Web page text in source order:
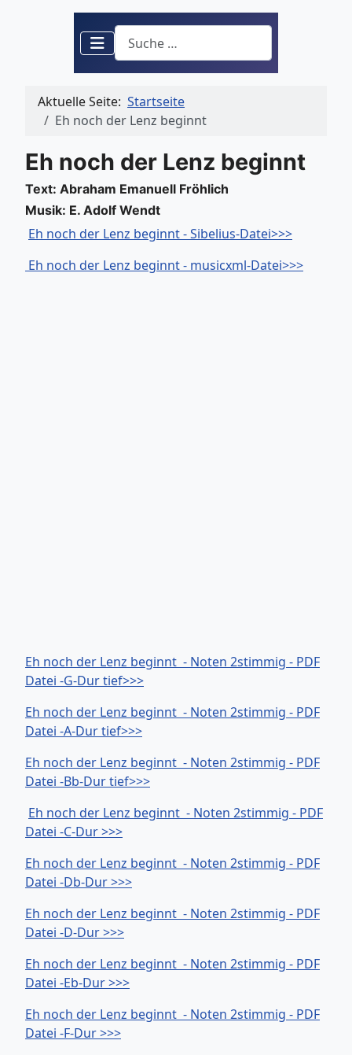
Suchen
Aktuelle Seite: Startseite
Eh noch der Lenz beginnt
Eh noch der Lenz beginnt
Text: Abraham Emanuell Fröhlich
Musik: E. Adolf Wendt
Eh noch der Lenz beginnt - Sibelius-Datei>>>
Eh noch der Lenz beginnt - musicxml-Datei>>>
Eh noch der Lenz beginnt - Noten 2stimmig - PDF
Datei -G-Dur tief>>>
Eh noch der Lenz beginnt - Noten 2stimmig - PDF
Datei -A-Dur tief>>>
Eh noch der Lenz beginnt - Noten 2stimmig - PDF
Datei -Bb-Dur tief>>>
Eh noch der Lenz beginnt - Noten 2stimmig - PDF
Datei -C-Dur >>>
Eh noch der Lenz beginnt - Noten 2stimmig - PDF
Datei -Db-Dur >>>
Eh noch der Lenz beginnt - Noten 2stimmig - PDF
Datei -D-Dur >>>
Eh noch der Lenz beginnt - Noten 2stimmig - PDF
Datei -Eb-Dur >>>
Eh noch der Lenz beginnt - Noten 2stimmig - PDF
Datei -F-Dur >>>